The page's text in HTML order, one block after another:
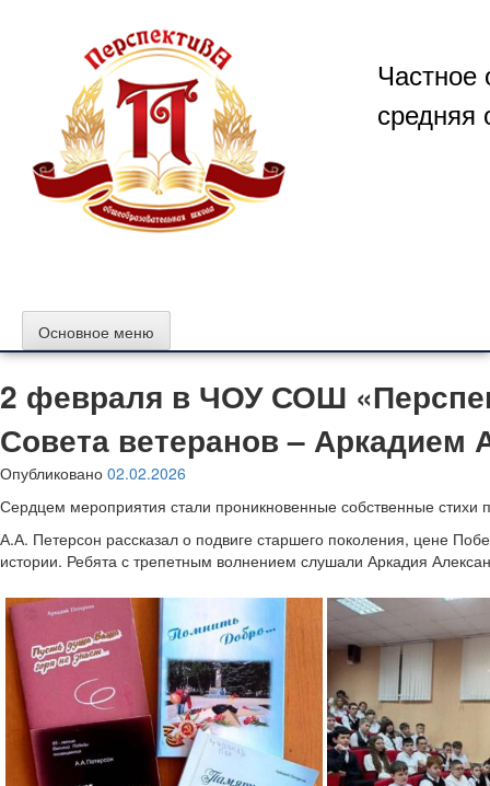
содержимому
Частное
средняя
Основное меню
2 февраля в ЧОУ СОШ
Совета ветеранов –
Опубликовано 02.02.2026
Сердцем мероприятия стали проникновенные собственные стихи
А.А. Петерсон рассказал о подвиге старшего поколения, цене
истории. Ребята с трепетным волнением слушали Аркадия